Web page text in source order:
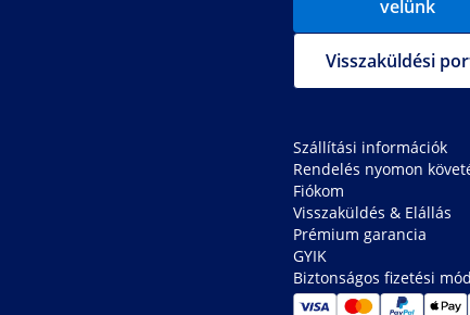
velünk
Visszaküldési
Szállítási információk
Rendelés nyomon
Fiókom
Visszaküldés & Elállás
Prémium garancia
GYIK
Biztonságos fizetési